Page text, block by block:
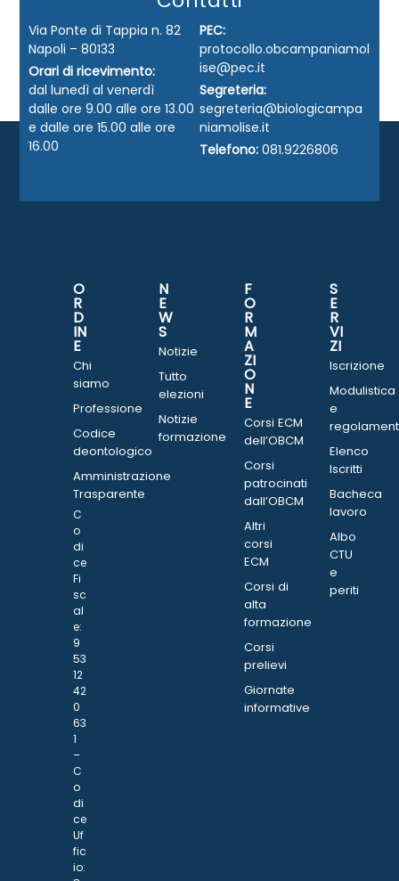
Via Ponte di Tappia n. 82
Napoli – 80133
Orari di ricevimento:
dal lunedì al venerdì
dalle ore 9.00 alle ore 13.00
e dalle ore 15.00 alle ore
16.00
PEC:
protocollo.obcampaniamol
ise@pec.it
Segreteria:
segreteria@biologicampa
niamolise.it
Telefono: 081.9226806
O
R
D
IN
E
Chi
siamo
Professione
Codice
deontologico
Amministrazione
Trasparente
C
o
di
ce
Fi
sc
al
e:
9
53
12
42
0
63
1
–
C
o
di
ce
Uf
fic
io:
N
E
W
S
Notizie
Tutto
elezioni
Notizie
formazione
F
O
R
M
A
ZI
O
N
E
Corsi ECM
dell’OBCM
Corsi
patrocinati
dall’OBCM
Altri
corsi
ECM
Corsi di
alta
formazione
Corsi
prelievi
Giornate
informative
S
E
R
VI
ZI
Iscrizione
Modulistica
e
Elenco
Iscritti
Bacheca
lavoro
Albo
CTU
e
periti